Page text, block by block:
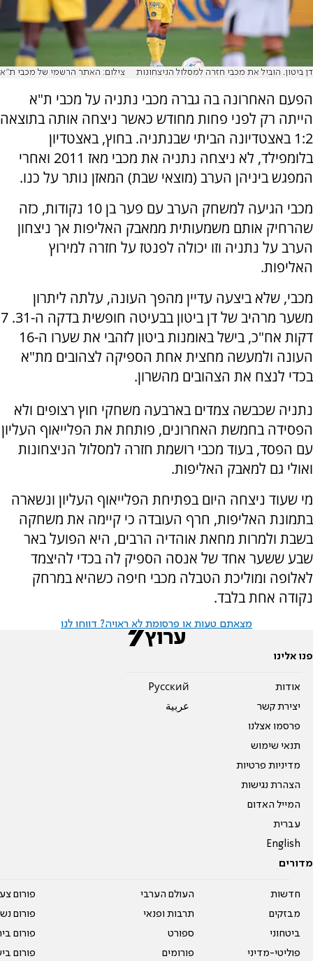
דן ביטון. הוביל את מכבי חזרה למסלול הניצחונות צילום: האתר הרשמי של מכבי ת"א
הפעם האחרונה בה גברה מכבי נתניה על מכבי ת"א
הייתה רק לפני פחות מחודש כאשר ניצחה אותה בתוצאה
1:2 באצטדיונה הביתי שבנתניה. בחוץ, באצטדיון
בלומפילד, לא ניצחה נתניה את מכבי מאז 2011 ואחרי
המפגש ביניהן הערב (מוצאי שבת) המאזן נותר על כנו.
מכבי הגיעה למשחק הערב עם פער בן 10 נקודות, כזה
שהרחיק אותם משמעותית ממאבק האליפות אך ניצחון
הערב על נתניה וזו יכולה לפנטז על חזרה למירוץ
האליפות.
מכבי, שלא ביצעה עדיין מהפך העונה, עלתה ליתרון
משער מרהיב של דן ביטון בבעיטה חופשית בדקה ה-31. 7
דקות אח"כ, בישל באומנות ביטון לזהבי את שערו ה-16
העונה ולמעשה מחצית אחת הספיקה לצהובים מת"א
בכדי לנצח את הצהובים מהשרון.
נתניה שכבשה צמדים בארבעה משחקי חוץ רצופים ולא
הפסידה בחמשת האחרונים, פותחת את הפלייאוף העליון
עם הפסד, בעוד מכבי רושמת חזרה למסלול הניצחונות
ואולי גם למאבק האליפות.
מי שעוד ניצחה היום בפתיחת הפלייאוף העליון ונשארה
בתמונת האליפות, חרף העובדה כי קיימה את משחקה
בשבת ולמרות מחאת אוהדיה הרבים, היא הפועל באר
שבע ששער אחד של אנסה הספיק לה בכדי להיצמד
לאלופה ומוליכת הטבלה מכבי חיפה כשהיא במרחק
נקודה אחת בלבד.
מצאתם טעות או פרסומת לא ראויה? דווחו לנו
פנו אלינו
אודות
יצירת קשר
פרסמו אצלנו
תנאי שימוש
מדיניות פרטיות
הצהרת נגישות
המייל האדום
עברית
English
Pусский
عربية
מדורים
חדשות
מבזקים
ביטחוני
פוליטי-מדיני
העולם הערבי
תרבות ופנאי
ספורט
פורומים
פורום
פורום
פורום
פורום